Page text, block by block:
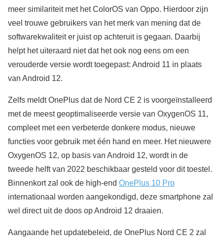
meer similariteit met het ColorOS van Oppo. Hierdoor zijn
veel trouwe gebruikers van het merk van mening dat de
softwarekwaliteit er juist op achteruit is gegaan. Daarbij
helpt het uiteraard niet dat het ook nog eens om een
verouderde versie wordt toegepast: Android 11 in plaats
van Android 12.
Zelfs meldt OnePlus dat de Nord CE 2 is voorgeïnstalleerd
met de meest geoptimaliseerde versie van OxygenOS 11,
compleet met een verbeterde donkere modus, nieuwe
functies voor gebruik met één hand en meer. Het nieuwere
OxygenOS 12, op basis van Android 12, wordt in de
tweede helft van 2022 beschikbaar gesteld voor dit toestel.
Binnenkort zal ook de high-end OnePlus 10 Pro
internationaal worden aangekondigd, deze smartphone zal
wel direct uit de doos op Android 12 draaien.
Aangaande het updatebeleid, de OnePlus Nord CE 2 zal